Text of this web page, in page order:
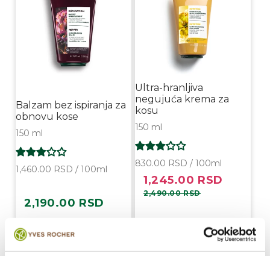
Balzam bez ispiranja za
obnovu kose
150 ml
1,460.00 RSD / 100ml
Redovna
2,190.00 RSD
Kupi
Ultra-hranljiva
negujuća krema za
kosu
150 ml
830.00 RSD / 100ml
Prodajna
cena
1,245.00 RSD
Redovna
cena
2,490.00 RSD
Kupi
Rasprodato